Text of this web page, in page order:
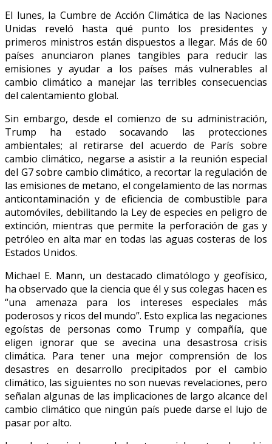
El lunes, la Cumbre de Acción Climática de las Naciones
Unidas reveló hasta qué punto los presidentes y
primeros ministros están dispuestos a llegar. Más de 60
países anunciaron planes tangibles para reducir las
emisiones y ayudar a los países más vulnerables al
cambio climático a manejar las terribles consecuencias
del calentamiento global.
Sin embargo, desde el comienzo de su administración,
Trump ha estado socavando las protecciones
ambientales; al retirarse del acuerdo de París sobre
cambio climático, negarse a asistir a la reunión especial
del G7 sobre cambio climático, a recortar la regulación de
las emisiones de metano, el congelamiento de las normas
anticontaminación y de eficiencia de combustible para
automóviles, debilitando la Ley de especies en peligro de
extinción, mientras que permite la perforación de gas y
petróleo en alta mar en todas las aguas costeras de los
Estados Unidos.
Michael E. Mann, un destacado climatólogo y geofísico,
ha observado que la ciencia que él y sus colegas hacen es
“una amenaza para los intereses especiales más
poderosos y ricos del mundo”. Esto explica las negaciones
egoístas de personas como Trump y compañía, que
eligen ignorar que se avecina una desastrosa crisis
climática. Para tener una mejor comprensión de los
desastres en desarrollo precipitados por el cambio
climático, las siguientes no son nuevas revelaciones, pero
señalan algunas de las implicaciones de largo alcance del
cambio climático que ningún país puede darse el lujo de
pasar por alto.